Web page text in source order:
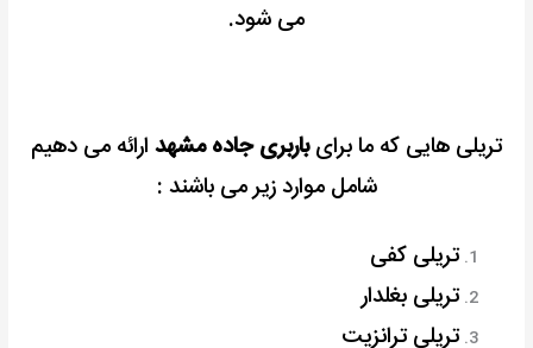
می شود.
تریلی هایی که ما برایباربری جاده مشهد ارائه می دهیم
شامل موارد زیر می باشند :
تریلی کفی
تریلی بغلدار
تریلی ترانزیت